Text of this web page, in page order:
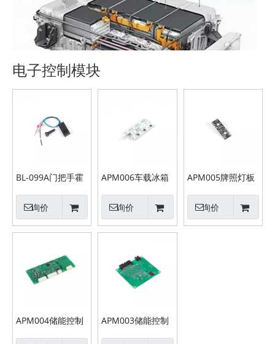
2025-11-21
公司汽车电子事业部开发设计完成新能源汽车液冷系统精密结构件
电子控制模块
BL-099A门把手霍
询价
APM006车载冰箱
询价
APM005牌照灯板
询价
APM004储能控制
APM003储能控制